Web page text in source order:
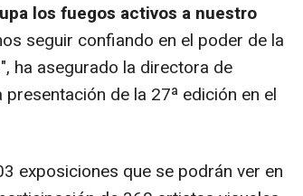
los fuegos activos a nuestro
seguir confiando en el poder de la
ha asegurado la directora de
de la 27ª edición en el
exposiciones que se podrán ver en